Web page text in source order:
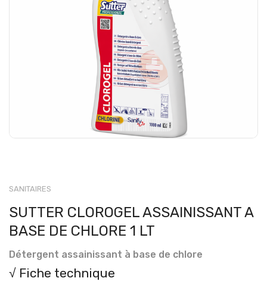
SANITAIRES
SUTTER CLOROGEL ASSAINISSANT A
BASE DE CHLORE 1 LT
Détergent assainissant à base de chlore
√ Fiche technique